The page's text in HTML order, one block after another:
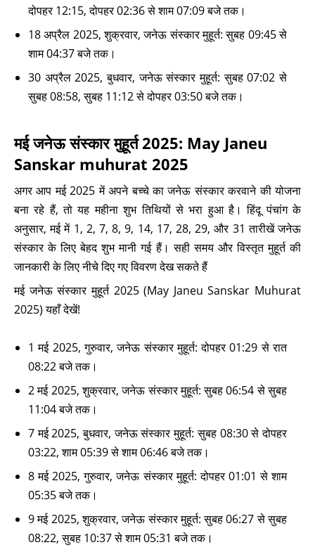
दोपहर 12:15, दोपहर 02:36 से शाम 07:09 बजे तक।
18 अप्रैल 2025, शुक्रवार, जनेऊ संस्कार मुहूर्त: सुबह 09:45 से
शाम 04:37 बजे तक।
30 अप्रैल 2025, बुधवार, जनेऊ संस्कार मुहूर्त: सुबह 07:02 से
सुबह 08:58, सुबह 11:12 से दोपहर 03:50 बजे तक।
मई जनेऊ संस्कार मुहूर्त 2025: May Janeu
Sanskar muhurat 2025
अगर आप मई 2025 में अपने बच्चे का जनेऊ संस्कार करवाने की योजना
बना रहे हैं, तो यह महीना शुभ तिथियों से भरा हुआ है। हिंदू पंचांग के
अनुसार, मई में 1, 2, 7, 8, 9, 14, 17, 28, 29, और 31 तारीखें जनेऊ
संस्कार के लिए बेहद शुभ मानी गई हैं। सही समय और विस्तृत मुहूर्त की
जानकारी के लिए नीचे दिए गए विवरण देख सकते हैं
मई जनेऊ संस्कार मुहूर्त 2025 (May Janeu Sanskar Muhurat
2025) यहाँ देखें!
1 मई 2025, गुरुवार, जनेऊ संस्कार मुहूर्त: दोपहर 01:29 से रात
08:22 बजे तक।
2 मई 2025, शुक्रवार, जनेऊ संस्कार मुहूर्त: सुबह 06:54 से सुबह
11:04 बजे तक।
7 मई 2025, बुधवार, जनेऊ संस्कार मुहूर्त: सुबह 08:30 से दोपहर
03:22, शाम 05:39 से शाम 06:46 बजे तक।
8 मई 2025, गुरुवार, जनेऊ संस्कार मुहूर्त: दोपहर 01:01 से शाम
05:35 बजे तक।
9 मई 2025, शुक्रवार, जनेऊ संस्कार मुहूर्त: सुबह 06:27 से सुबह
08:22, सुबह 10:37 से शाम 05:31 बजे तक।